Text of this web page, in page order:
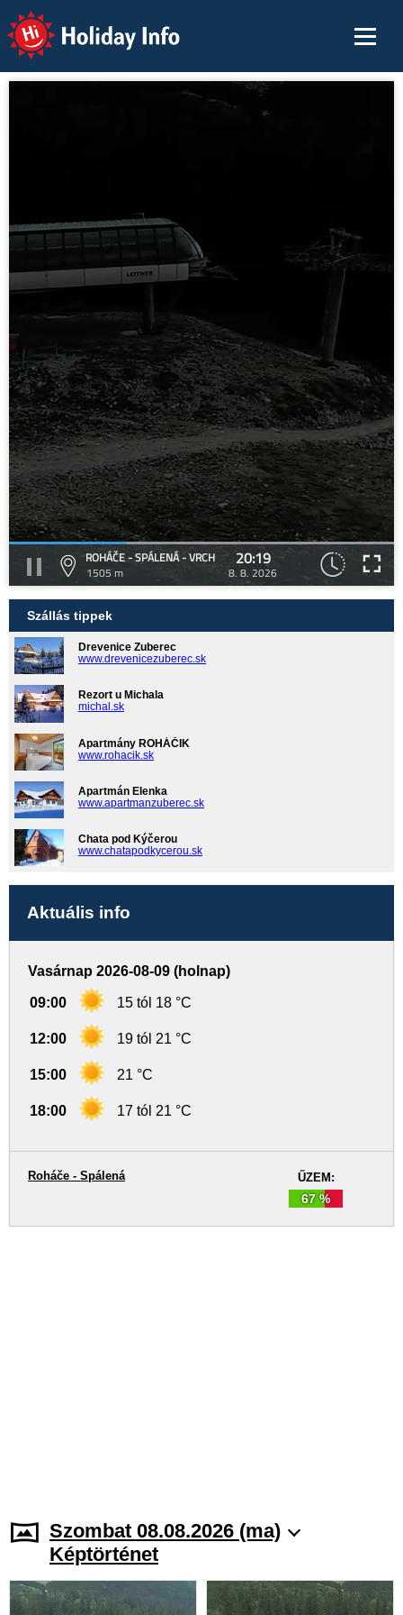
Holiday Info
ROHÁČE - SPÁLENÁ - VRCH
1505 m
20:19
8. 8. 2026
Szállás tippek
Drevenice Zuberec
www.drevenicezuberec.sk
Rezort u Michala
michal.sk
Apartmány ROHÁČIK
www.rohacik.sk
Apartmán Elenka
www.apartmanzuberec.sk
Chata pod Kýčerou
www.chatapodkycerou.sk
Aktuális info
Vasárnap 2026-08-09 (holnap)
09:00 15 tól 18 °C
12:00 19 tól 21 °C
15:00 21 °C
18:00 17 tól 21 °C
ŰZEM:
67 %
Roháče - Spálená
Szombat 08.08.2026 (ma)
Képtörténet